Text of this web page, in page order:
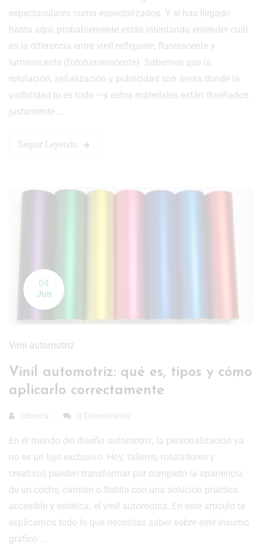
espectaculares como especializados. Y si has llegado
hasta aquí, probablemente estás intentando entender cuál
es la diferencia entre vinil reflejante, fluorescente y
luminiscente (fotoluminiscente). Sabemos que la
rotulación, señalización y publicidad son áreas donde la
visibilidad lo es todo —y estos materiales están diseñados
justamente …
Seguir Leyendo
04
Jun
Vinil automotriz
Vinil automotriz: qué es, tipos y cómo
aplicarlo correctamente
rebecca 0 Comentarios
En el mundo del diseño automotriz, la personalización ya
no es un lujo exclusivo. Hoy, talleres, rotuladores y
creativos pueden transformar por completo la apariencia
de un coche, camión o flotilla con una solución práctica,
accesible y estética: el vinil automotriz. En este artículo te
explicamos todo lo que necesitas saber sobre este insumo
gráfico …